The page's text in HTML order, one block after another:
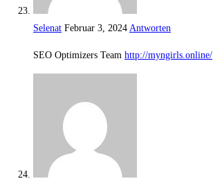
Selenat Februar 3, 2024 Antworten
SEO Optimizers Team http://myngirls.online/